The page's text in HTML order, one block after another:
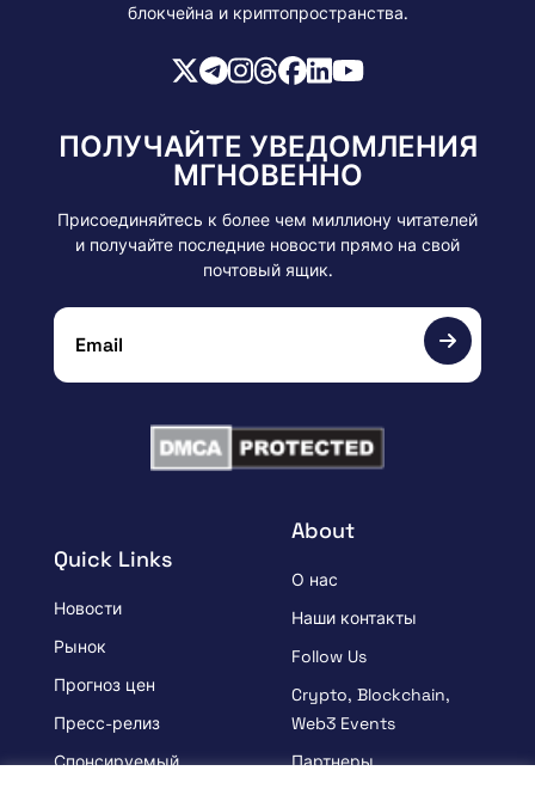
блокчейна и криптопространства.
Quick Links
Новости
Рынок
Прогноз цен
Пресс-релиз
Спонсируемый
About
О нас
Наши контакты
Follow Us
Crypto, Blockchain,
Web3 Events
Партнеры
ПОЛУЧАЙТЕ УВЕДОМЛЕНИЯ
МГНОВЕННО
Присоединяйтесь к более чем миллиону читателей
и получайте последние новости прямо на свой
почтовый ящик.